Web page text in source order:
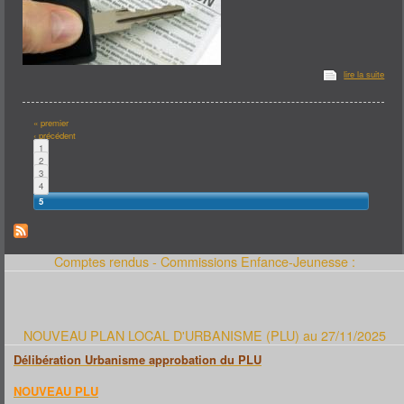
lire la suite
Pages
« premier
‹ précédent
1
2
3
4
5
Comptes rendus - Commissions Enfance-Jeunesse :
NOUVEAU PLAN LOCAL D'URBANISME (PLU) au 27/11/2025
Délibération Urbanisme approbation du PLU
NOUVEAU PLU